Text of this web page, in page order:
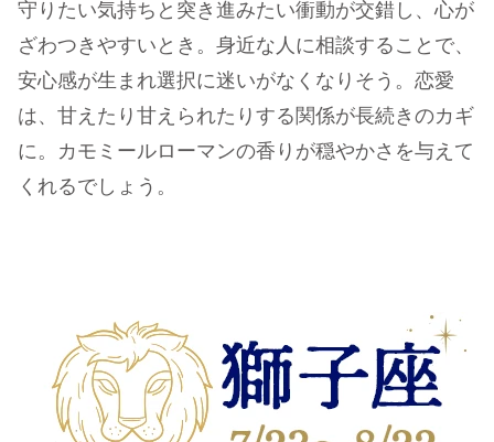
守りたい気持ちと突き進みたい衝動が交錯し、心が
ざわつきやすいとき。身近な人に相談することで、
安心感が生まれ選択に迷いがなくなりそう。恋愛
は、甘えたり甘えられたりする関係が長続きのカギ
に。カモミールローマンの香りが穏やかさを与えて
くれるでしょう。